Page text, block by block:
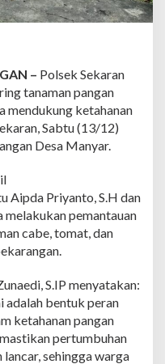
– Polsek Sekaran
tanaman pangan
mendukung ketahanan
Sabtu (13/12)
Desa Manyar.
Aipda Priyanto, S.H dan
pemantauan
cabe, tomat, dan
S.IP menyatakan:
adalah bentuk peran
ketahanan pangan
pertumbuhan
sehingga warga